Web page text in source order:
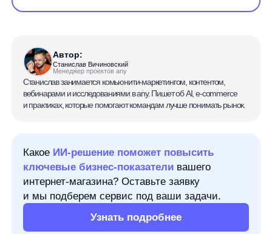
Станислав Вичиновский
и практиках, которые помогают командам лучше понимать рынок.
Какое ИИ-решение поможет повысить
ключевые бизнес-показатели
Юнит-экономика показывает, зарабатывает ли
бизнес на одной выбранной единице: клиенте,
заказе, продаже, подписке, товаре, категории или
другом юните. Расчет помогает понять, сколько